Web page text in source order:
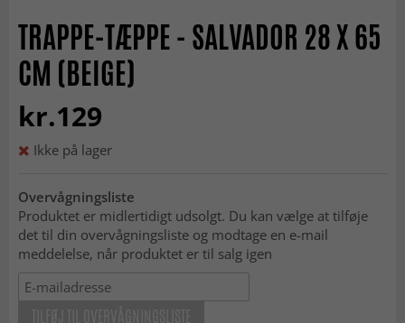
TRAPPE-TÆPPE - SALVADOR 28 X 65
CM (BEIGE)
kr.129
Ikke på lager
Overvågningsliste
Produktet er midlertidigt udsolgt. Du kan vælge at tilføje
det til din overvågningsliste og modtage en e-mail
meddelelse, når produktet er til salg igen